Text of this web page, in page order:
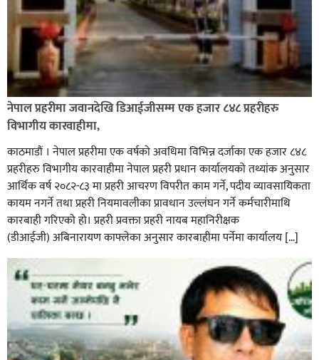
प्रहरी साहयक निरीक्षक कुलबहादुर बिककाे पहलमा खडैचा
प्रहरीले पायाे जग्गाधनी पुर्जा
पत्रकारको प्रेसकार्ड बोकेर हिड्ने लागुऔषध कारोबारमा संलग्न
रहेको आरोपमा ३ जना पक्राउ,
नेपाल प्रहरीमा जवानदेखि डिआईजीसम्म एक हजार ८४८ प्रहरीहरु
विभागीय कारवाहीमा,
काठमाडौं । नेपाल प्रहरीमा एक वर्षको अवधिमा विभिन्न दर्जाका एक हजार ८४८
प्रहरीहरु विभागीय कारवाहीमा नेपाल प्रहरी प्रधान कार्यालयको तथ्यांक अनुसार
आर्थिक वर्ष २०८२-८३ मा प्रहरी आचरण विपरीत काम गर्ने, पदीय व्यावसायिकता
कायम नगर्ने तथा प्रहरी नियमावलीका प्रावधान उल्लंघन गर्ने कर्मचारीमाथि
कारबाही गरिएको हो। प्रहरी प्रवक्ता प्रहरी नायब महानिरीक्षक
(डीआईजी) अबिनारायण काफ्लेका अनुसार कारबाहीमा पर्नेमा कार्यालय […]